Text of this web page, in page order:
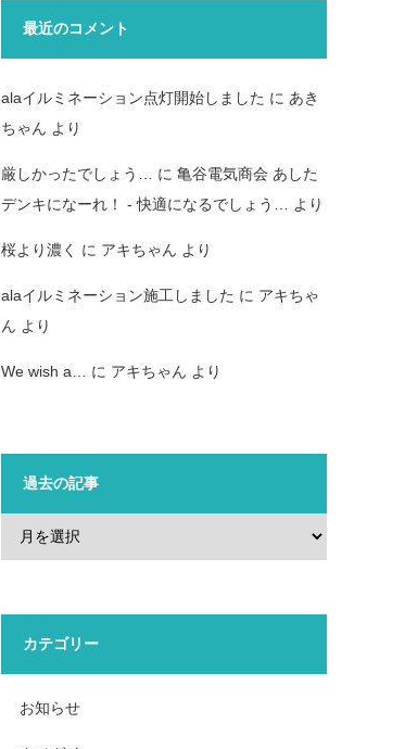
最近のコメント
alaイルミネーション点灯開始しました に あき
ちゃん より
厳しかったでしょう… に 亀谷電気商会 あした
デンキになーれ！ - 快適になるでしょう…
より
桜より濃く に アキちゃん より
alaイルミネーション施工しました に アキちゃ
ん より
We wish a… に アキちゃん より
過去の記事
カテゴリー
お知らせ